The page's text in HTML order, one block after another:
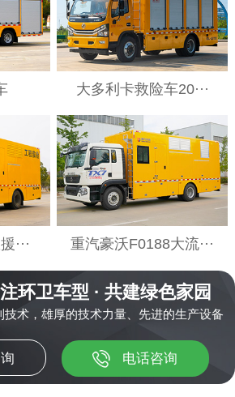
大多利卡救险车20···
··· 重汽豪沃F0188大流···
环卫车型 · 共建绿色家园
术，雄厚的技术力量、先进的生产设备
电话咨询